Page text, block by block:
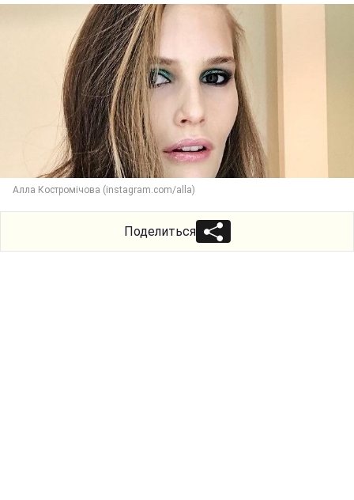
Алла Костромічова (instagram.com/alla)
Поделиться